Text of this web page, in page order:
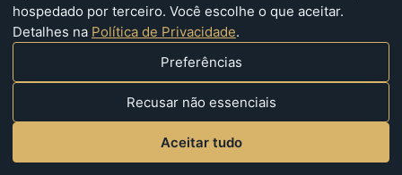
BRASIL.Decreto-Lei n.º 5.452, de 1.º de maio de 1943
Aprova a Consolidação das Leis do Trabalho.
Dispositivos: art. 483, caput, alíneas “a” a “g” e §§ 1.º a
3.º; art. 477 e art. 477-A; art. 487; art. 818. Disponível em:
https://www.planalto.gov.br/ccivil_03/decreto-
lei/del5452compilado.htm. Acesso em: 2 jul. 2026.
Constituição da República Federativa do Brasil de
hospedado por terceiro. Você escolhe o que aceitar.
Detalhes na Política de Privacidade.
Preferências
Recusar não essenciais
Aceitar tudo